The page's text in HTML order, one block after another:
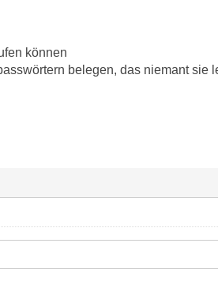
können
belegen, das niemant sie